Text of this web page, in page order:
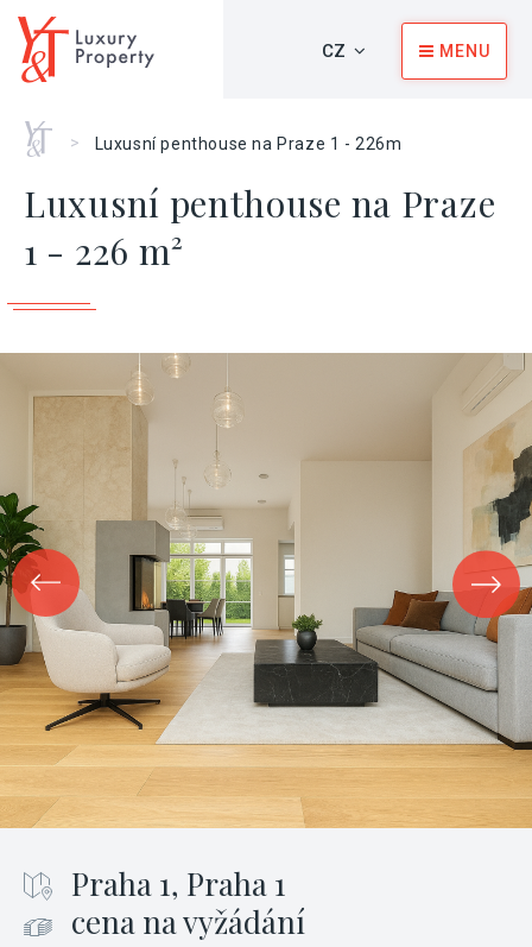
CZ MENU
Home
> Luxusní penthouse na Praze 1 - 226m
Luxusní penthouse na Praze
1 - 226 m²
Praha 1, Praha 1
cena na vyžádání